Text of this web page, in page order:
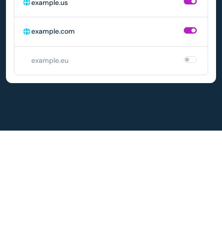
example.us
example.com
example.eu